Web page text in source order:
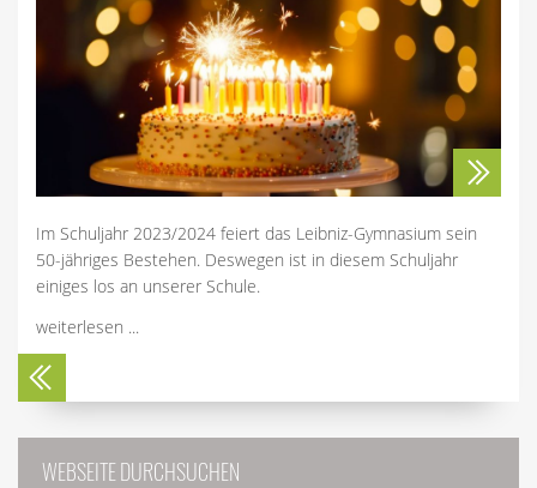
Im Schuljahr 2023/2024 feiert das Leibniz-Gymnasium sein
50-jähriges Bestehen. Deswegen ist in diesem Schuljahr
einiges los an unserer Schule.
weiterlesen ...
WEBSEITE DURCHSUCHEN